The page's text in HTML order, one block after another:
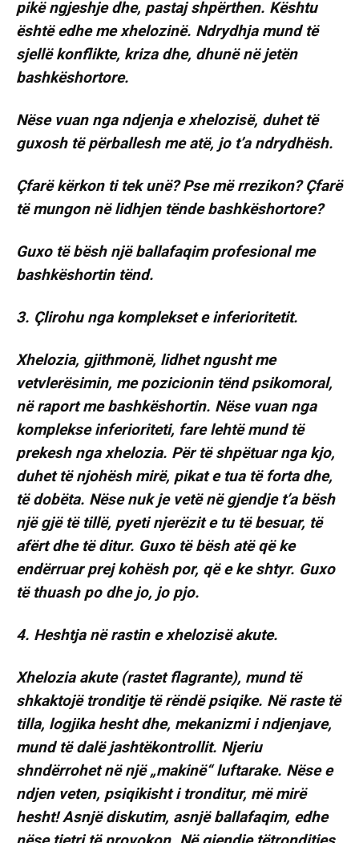
pikë ngjeshje dhe, pastaj shpërthen. Kështu
është edhe me xhelozinë. Ndrydhja mund të
sjellë konflikte, kriza dhe, dhunë në jetën
bashkëshortore.
Nëse vuan nga ndjenja e xhelozisë, duhet të
guxosh të përballesh me atë, jo t’a ndrydhësh.
Çfarë kërkon ti tek unë? Pse më rrezikon? Çfarë
të mungon në lidhjen tënde bashkëshortore?
Guxo të bësh një ballafaqim profesional me
bashkëshortin tënd.
3. Çlirohu nga komplekset e inferioritetit.
Xhelozia, gjithmonë, lidhet ngusht me
vetvlerësimin, me pozicionin tënd psikomoral,
në raport me bashkëshortin. Nëse vuan nga
komplekse inferioriteti, fare lehtë mund të
prekesh nga xhelozia. Për të shpëtuar nga kjo,
duhet të njohësh mirë, pikat e tua të forta dhe,
të dobëta. Nëse nuk je vetë në gjendje t’a bësh
një gjë të tillë, pyeti njerëzit e tu të besuar, të
afërt dhe të ditur. Guxo të bësh atë që ke
endërruar prej kohësh por, që e ke shtyr. Guxo
të thuash po dhe jo, jo pjo.
4. Heshtja në rastin e xhelozisë akute.
Xhelozia akute (rastet flagrante), mund të
shkaktojë tronditje të rëndë psiqike. Në raste të
tilla, logjika hesht dhe, mekanizmi i ndjenjave,
mund të dalë jashtëkontrollit. Njeriu
shndërrohet në një „makinë“ luftarake. Nëse e
ndjen veten, psiqikisht i tronditur, më mirë
hesht! Asnjë diskutim, asnjë ballafaqim, edhe